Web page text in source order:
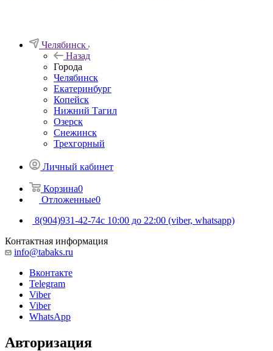
Челябинск
Назад
Города
Челябинск
Екатеринбург
Копейск
Нижний Тагил
Озерск
Снежинск
Трехгорный
Личный кабинет
Корзина0
Отложенные0
8(904)931-42-74с 10:00 до 22:00 (viber, whatsapp)
Контактная информация
info@tabaks.ru
Вконтакте
Telegram
Viber
Viber
WhatsApp
Авторизация